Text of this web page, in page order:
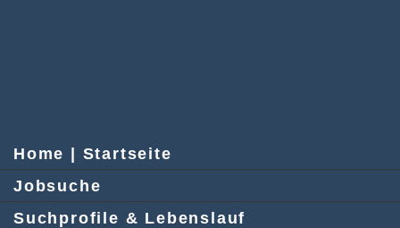
Home | Startseite
Jobsuche
Suchprofile & Lebenslauf